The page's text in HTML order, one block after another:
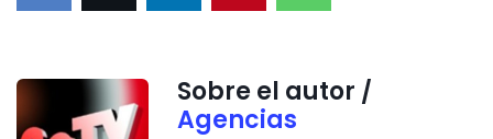
Sobre el autor /
Agencias